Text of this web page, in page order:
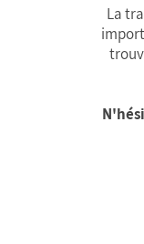
La